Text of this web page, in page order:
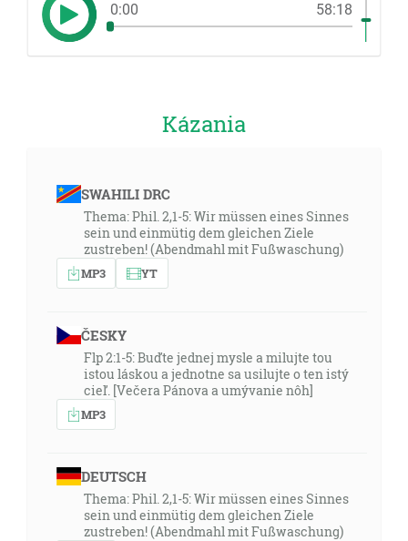
0:00 58:18
Kázania
SWAHILI DRC
Thema: Phil. 2,1-5: Wir müssen eines Sinnes
sein und einmütig dem gleichen Ziele
zustreben! (Abendmahl mit Fußwaschung)
MP3 YT
ČESKY
Flp 2:1-5: Buďte jednej mysle a milujte tou
istou láskou a jednotne sa usilujte o ten istý
cieľ. [Večera Pánova a umývanie nôh]
MP3
DEUTSCH
Thema: Phil. 2,1-5: Wir müssen eines Sinnes
sein und einmütig dem gleichen Ziele
zustreben! (Abendmahl mit Fußwaschung)